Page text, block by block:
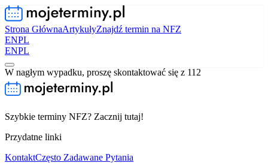
Strona GłównaArtykułyZnajdź termin na NFZ
ENPL
ENPL
W nagłym wypadku, proszę skontaktować się z 112
Szybkie terminy NFZ? Zacznij tutaj!
Przydatne linki
KontaktCzęsto Zadawane Pytania